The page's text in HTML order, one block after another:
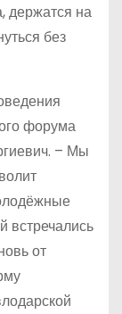
держатся на
без
форума
– Мы
встречались
от